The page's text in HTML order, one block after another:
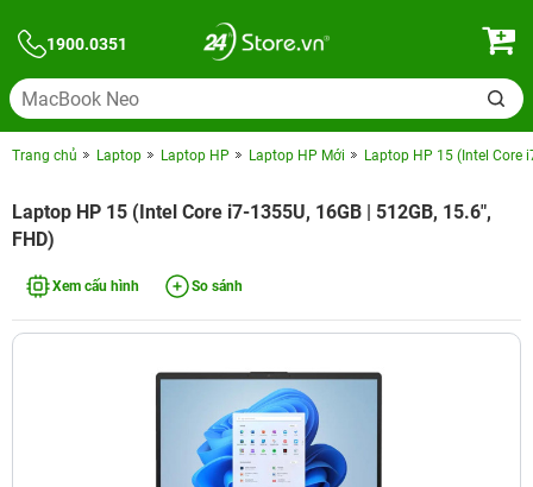
1900.0351
Trang chủ Laptop Laptop HP Laptop HP Mới Laptop HP 15 (Intel Core
Laptop HP 15 (Intel Core i7-1355U, 16GB | 512GB, 15.6",
FHD)
Xem cấu hình So sánh